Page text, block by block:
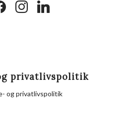
instagramlinkedin
privatlivspolitik
og privatlivspolitik